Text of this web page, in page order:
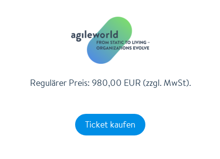
Regulärer Preis: 980,00 EUR (zzgl. MwSt).
Ticket kaufen